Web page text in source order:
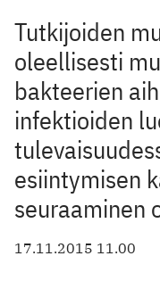
Tutkijoiden
oleellisesti
bakteerien
infektioiden
esiintymisen
seuraaminen
17.11.2015 11.00